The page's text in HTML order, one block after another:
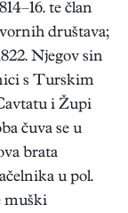
te član
društava;
Njegov sin
s Turskim
i Župi
čuva se u
brata
u pol.
muški